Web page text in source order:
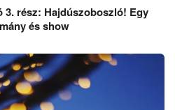
rész: Hajdúszoboszló! Egy
és show